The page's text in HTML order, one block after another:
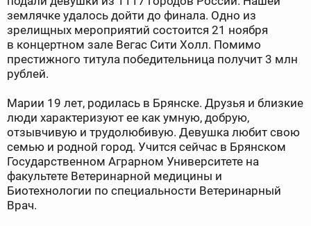
землячке удалось дойти до финала. Одно из
зрелищных мероприятий состоится 21 ноября
в концертном зале Вегас Сити Холл. Помимо
престижного титула победительница получит 3 млн
рублей.
Марии 19 лет, родилась в Брянске. Друзья и близкие
люди характеризуют ее как умную, добрую,
отзывчивую и трудолюбивую. Девушка любит свою
семью и родной город. Учится сейчас в Брянском
Государственном Аграрном Университете на
факультете Ветеринарной медицины и
Биотехнологии по специальности Ветеринарный
Врач.